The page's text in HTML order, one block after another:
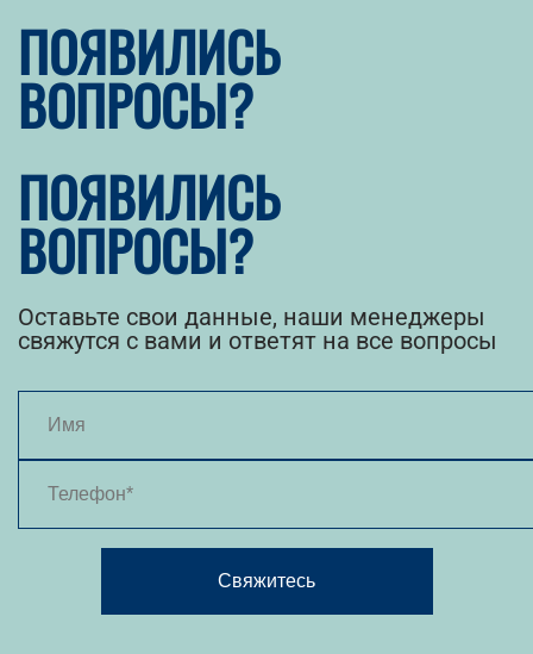
ПОЯВИЛИСЬ
ВОПРОСЫ?
ПОЯВИЛИСЬ
ВОПРОСЫ?
Оставьте свои данные, наши менеджеры
свяжутся с вами и ответят на все вопросы
Свяжитесь